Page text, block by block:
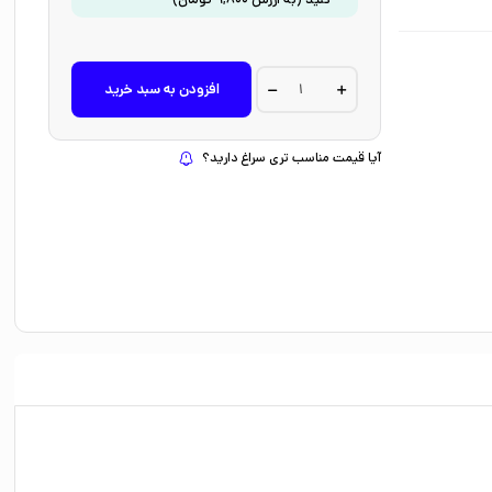
کتاب
اثر
مریلین
افزودن به سبد خرید
آیا قیمت مناسب تری سراغ دارید؟